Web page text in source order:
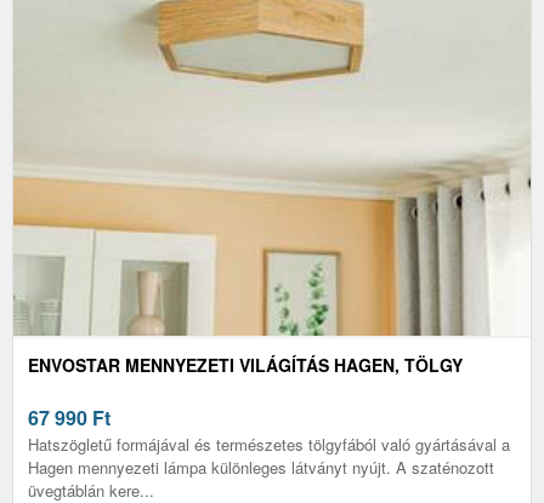
ENVOSTAR MENNYEZETI VILÁGÍTÁS HAGEN, TÖLGY
67 990 Ft
Hatszögletű formájával és természetes tölgyfából való gyártásával a
Hagen mennyezeti lámpa különleges látványt nyújt. A szaténozott
üvegtáblán kere...